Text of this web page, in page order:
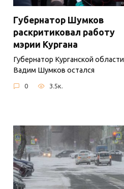
Губернатор Шумков
раскритиковал работу
мэрии Кургана
Губернатор Курганской области
Вадим Шумков остался
0 3.5к.